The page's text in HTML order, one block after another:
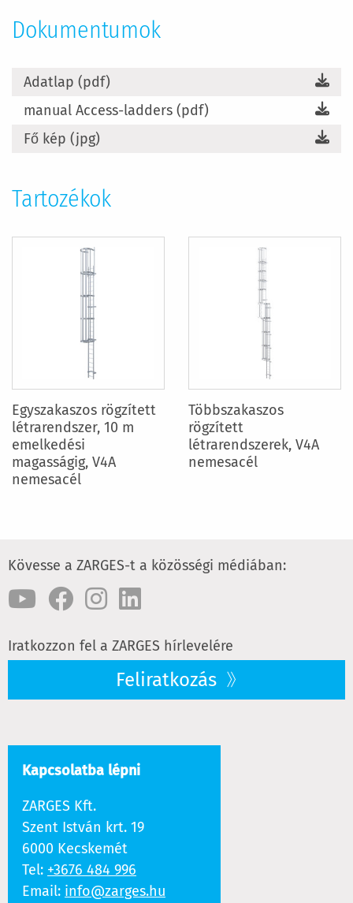
Dokumentumok
Adatlap (pdf)
manual Access-ladders (pdf)
Fő kép (jpg)
Tartozékok
Egyszakaszos rögzített
létrarendszer, 10 m
emelkedési
magasságig, V4A
nemesacél
Többszakaszos
rögzített
létrarendszerek, V4A
nemesacél
Kövesse a ZARGES-t a közösségi médiában:
Iratkozzon fel a ZARGES hírlevelére
Feliratkozás
Kapcsolatba lépni
ZARGES Kft.
Szent István krt. 19
6000 Kecskemét
Tel: +3676 484 996
Email: info@zarges.hu